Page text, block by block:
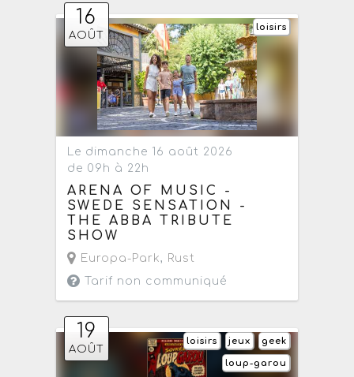
16
AOÛT
loisirs
Le dimanche 16 août 2026
de 09h à 22h
ARENA OF MUSIC -
SWEDE SENSATION -
THE ABBA TRIBUTE
SHOW
Europa-Park, Rust
Tarif non communiqué
19
AOÛT
geek
jeux
loisirs
loup-garou